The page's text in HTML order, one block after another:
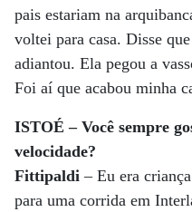
pais estariam na
voltei para casa. Disse
adiantou. Ela pegou a
Foi aí que acabou minha
ISTOÉ – Você sempre
velocidade?
Fittipaldi – Eu era
para uma corrida em